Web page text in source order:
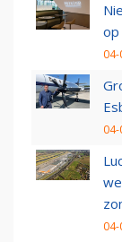
op
04-